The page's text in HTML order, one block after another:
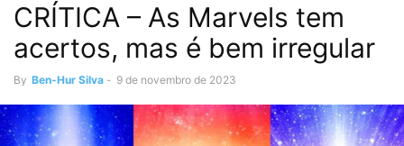
CRÍTICA – As Marvels tem
acertos, mas é bem irregular
By Ben-Hur Silva - 9 de novembro de 2023